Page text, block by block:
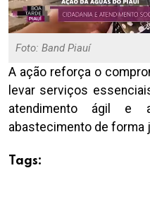
Foto: Band Piauí
A ação reforça o
levar serviços
atendimento ágil e
abastecimento de forma
Tags: